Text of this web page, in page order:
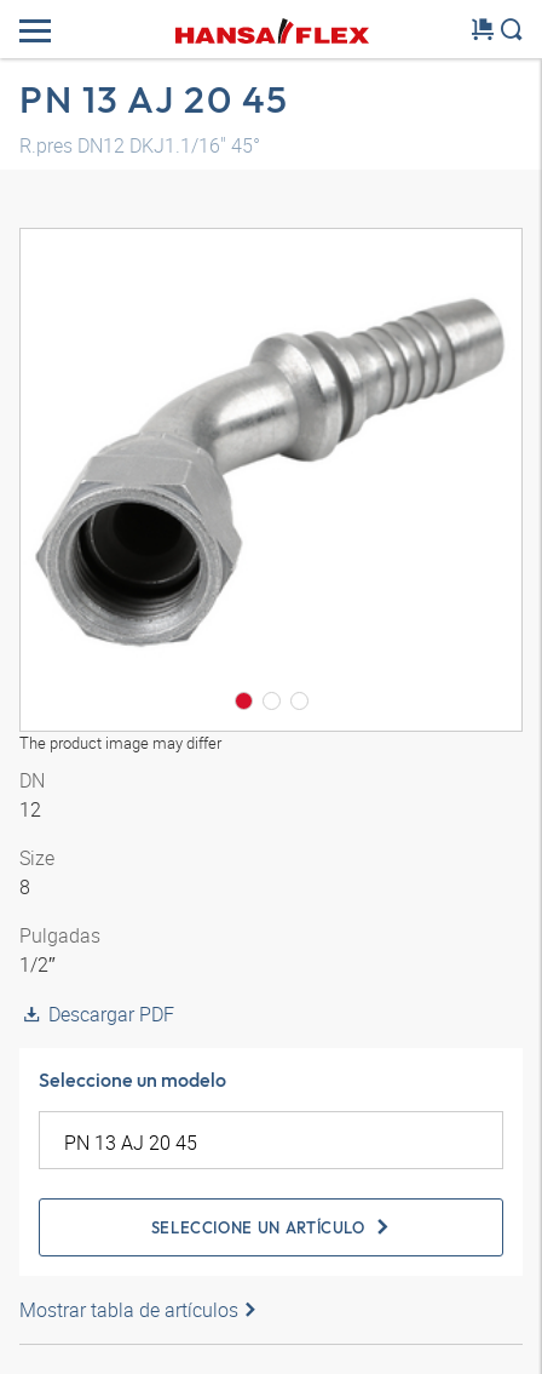
PN 13 AJ 20 45
R.pres DN12 DKJ1.1/16" 45°
The product image may differ
Modelo 3D
DN
12
Size
8
Pulgadas
1/2″
Descargar PDF
Seleccione un modelo
SELECCIONE UN ARTÍCULO
Mostrar tabla de artículos